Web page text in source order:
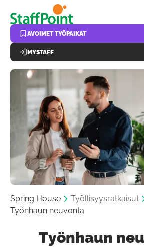
Hyppää pääsisältöön
AVOIMET TYÖPAIKAT
MYSTAFF
Spring House
Työllisyysratkaisut
Työnhaun neuvonta
Työnhaun